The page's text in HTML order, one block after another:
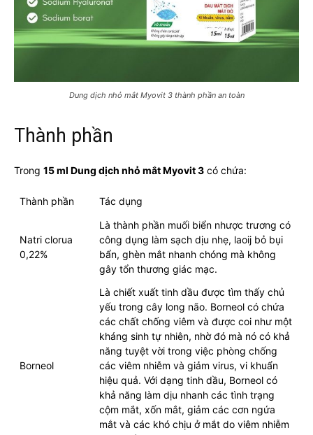
Dung dịch nhỏ mắt Myovit 3 thành phần an toàn
Thành phần
Trong 15 ml Dung dịch nhỏ mắt Myovit 3 có chứa:
Thành phần Tác dụng
Natri clorua
0,22%
Là thành phần muối biển nhược trương có
công dụng làm sạch dịu nhẹ, laoij bỏ bụi
bẩn, ghèn mắt nhanh chóng mà không
gây tổn thương giác mạc.
Borneol
Là chiết xuất tinh dầu được tìm thấy chủ
yếu trong cây long não. Borneol có chứa
các chất chống viêm và được coi như một
kháng sinh tự nhiên, nhờ đó mà nó có khả
năng tuyệt vời trong việc phòng chống
các viêm nhiễm và giảm virus, vi khuẩn
hiệu quả. Với dạng tinh dầu, Borneol có
khả năng làm dịu nhanh các tình trạng
cộm mắt, xốn mắt, giảm các cơn ngứa
mắt và các khó chịu ở mắt do viêm nhiễm